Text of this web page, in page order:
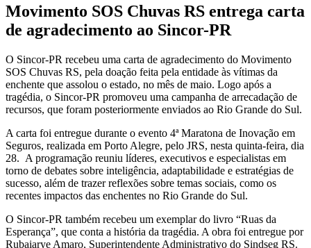
Movimento SOS Chuvas RS entrega carta
de agradecimento ao Sincor-PR
O Sincor-PR recebeu uma carta de agradecimento do Movimento
SOS Chuvas RS, pela doação feita pela entidade às vítimas da
enchente que assolou o estado, no mês de maio. Logo após a
tragédia, o Sincor-PR promoveu uma campanha de arrecadação de
recursos, que foram posteriormente enviados ao Rio Grande do Sul.
A carta foi entregue durante o evento 4ª Maratona de Inovação em
Seguros, realizada em Porto Alegre, pelo JRS, nesta quinta-feira, dia
28. A programação reuniu líderes, executivos e especialistas em
torno de debates sobre inteligência, adaptabilidade e estratégias de
sucesso, além de trazer reflexões sobre temas sociais, como os
recentes impactos das enchentes no Rio Grande do Sul.
O Sincor-PR também recebeu um exemplar do livro “Ruas da
Esperança”, que conta a história da tragédia. A obra foi entregue por
Rubaiarye Amaro, Superintendente Administrativo do Sindseg RS.